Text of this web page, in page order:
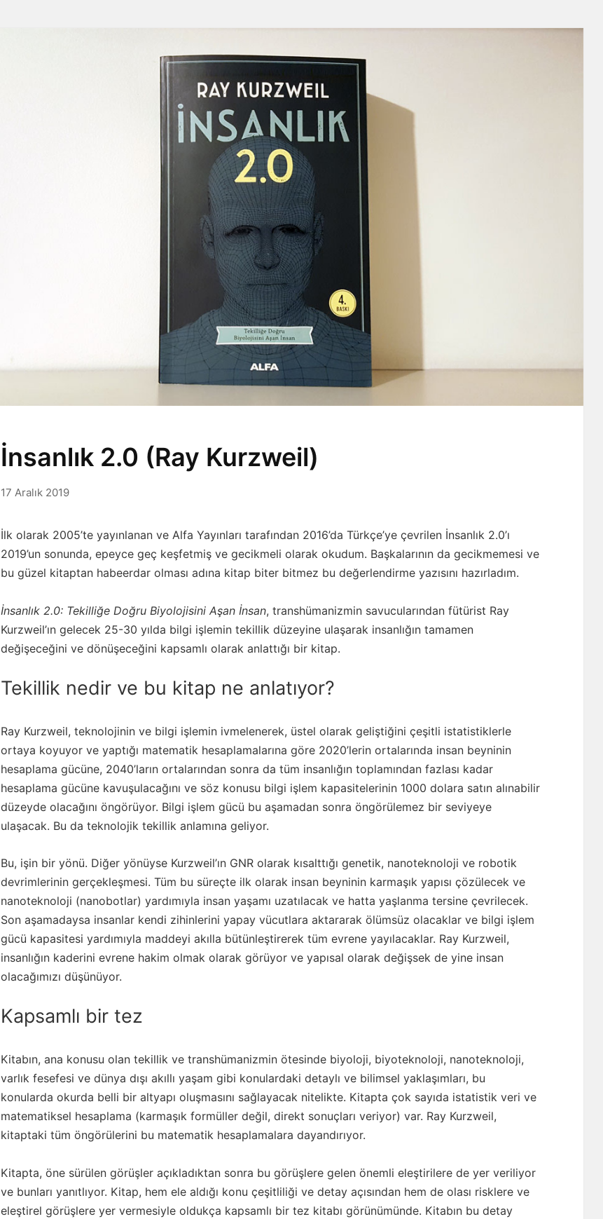
İnsanlık 2.0 (Ray Kurzweil)
17 Aralık 2019
İlk olarak 2005’te yayınlanan ve Alfa Yayınları tarafından 2016’da Türkçe’ye çevrilen İnsanlık 2.0’ı
2019’un sonunda, epeyce geç keşfetmiş ve gecikmeli olarak okudum. Başkalarının da gecikmemesi ve
bu güzel kitaptan habeerdar olması adına kitap biter bitmez bu değerlendirme yazısını hazırladım.
İnsanlık 2.0: Tekilliğe Doğru Biyolojisini Aşan İnsan, transhümanizmin savucularından fütürist Ray
Kurzweil’ın gelecek 25-30 yılda bilgi işlemin tekillik düzeyine ulaşarak insanlığın tamamen
değişeceğini ve dönüşeceğini kapsamlı olarak anlattığı bir kitap.
Tekillik nedir ve bu kitap ne anlatıyor?
Ray Kurzweil, teknolojinin ve bilgi işlemin ivmelenerek, üstel olarak geliştiğini çeşitli istatistiklerle
ortaya koyuyor ve yaptığı matematik hesaplamalarına göre 2020’lerin ortalarında insan beyninin
hesaplama gücüne, 2040’ların ortalarından sonra da tüm insanlığın toplamından fazlası kadar
hesaplama gücüne kavuşulacağını ve söz konusu bilgi işlem kapasitelerinin 1000 dolara satın alınabilir
düzeyde olacağını öngörüyor. Bilgi işlem gücü bu aşamadan sonra öngörülemez bir seviyeye
ulaşacak. Bu da teknolojik tekillik anlamına geliyor.
Bu, işin bir yönü. Diğer yönüyse Kurzweil’ın GNR olarak kısalttığı genetik, nanoteknoloji ve robotik
devrimlerinin gerçekleşmesi. Tüm bu süreçte ilk olarak insan beyninin karmaşık yapısı çözülecek ve
nanoteknoloji (nanobotlar) yardımıyla insan yaşamı uzatılacak ve hatta yaşlanma tersine çevrilecek.
Son aşamadaysa insanlar kendi zihinlerini yapay vücutlara aktararak ölümsüz olacaklar ve bilgi işlem
gücü kapasitesi yardımıyla maddeyi akılla bütünleştirerek tüm evrene yayılacaklar. Ray Kurzweil,
insanlığın kaderini evrene hakim olmak olarak görüyor ve yapısal olarak değişsek de yine insan
olacağımızı düşünüyor.
Kapsamlı bir tez
Kitabın, ana konusu olan tekillik ve transhümanizmin ötesinde biyoloji, biyoteknoloji, nanoteknoloji,
varlık fesefesi ve dünya dışı akıllı yaşam gibi konulardaki detaylı ve bilimsel yaklaşımları, bu
konularda okurda belli bir altyapı oluşmasını sağlayacak nitelikte. Kitapta çok sayıda istatistik veri ve
matematiksel hesaplama (karmaşık formüller değil, direkt sonuçları veriyor) var. Ray Kurzweil,
kitaptaki tüm öngörülerini bu matematik hesaplamalara dayandırıyor.
Kitapta, öne sürülen görüşler açıkladıktan sonra bu görüşlere gelen önemli eleştirilere de yer veriliyor
ve bunları yanıtlıyor. Kitap, hem ele aldığı konu çeşitliliği ve detay açısından hem de olası risklere ve
eleştirel görüşlere yer vermesiyle oldukça kapsamlı bir tez kitabı görünümünde. Kitabın bu detay